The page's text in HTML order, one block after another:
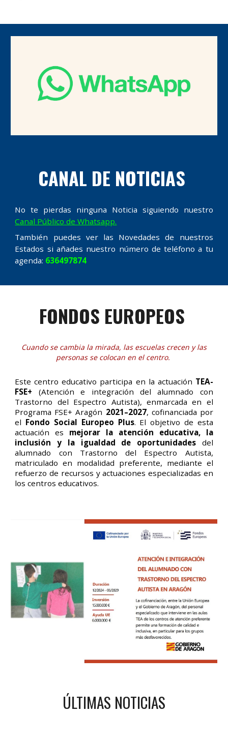
CANAL DE NOTICIAS
No te pierdas ninguna Noticia siguiendo nuestro
Canal Público de Whatsapp.
También puedes ver las Novedades de nuestros
Estados si añades nuestro número de teléfono a tu
agenda: 636497874
FONDOS EUROPEOS
Cuando se cambia la mirada, las escuelas crecen y las
personas se colocan en el centro.
Este centro educativo participa en la actuación TEA-
FSE+ (Atención e integración del alumnado con
Trastorno del Espectro Autista), enmarcada en el
Programa FSE+ Aragón 2021–2027, cofinanciada por
el Fondo Social Europeo Plus. El objetivo de esta
actuación es mejorar la atención educativa, la
inclusión y la igualdad de oportunidadesdel
alumnado con Trastorno del Espectro Autista,
matriculado en modalidad preferente, mediante el
refuerzo de recursos y actuaciones especializadas en
los centros educativos.
ÚLTIMAS NOTICIAS